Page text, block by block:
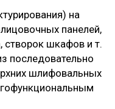
на
панелей,
створок шкафов и т.
последовательно
шлифовальных